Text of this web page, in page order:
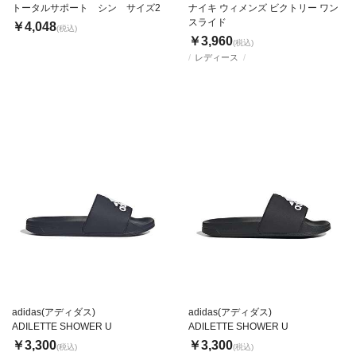
トータルサポート シン サイズ2
￥4,048(税込)
レディース
ナイキ ウィメンズ ビクトリー ワン
スライド
￥3,960(税込)
adidas(アディダス)
ADILETTE SHOWER U
￥3,300(税込)
adidas(アディダス)
ADILETTE SHOWER U
￥3,300(税込)